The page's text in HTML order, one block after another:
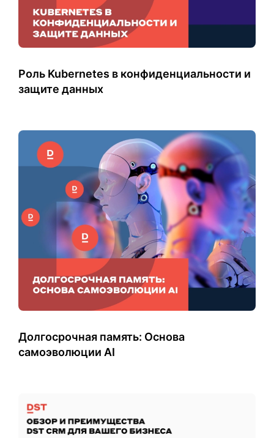
Роль Kubernetes в конфиденциальности и
защите данных
Долгосрочная память: Основа
самоэволюции AI